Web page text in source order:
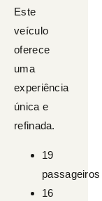
Este
veículo
oferece
uma
experiência
única e
refinada.
19
passageiros
16